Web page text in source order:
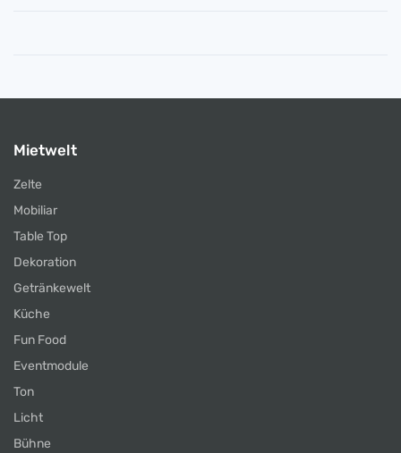
Mietwelt
Zelte
Mobiliar
Table Top
Dekoration
Getränkewelt
Küche
Fun Food
Eventmodule
Ton
Licht
Bühne